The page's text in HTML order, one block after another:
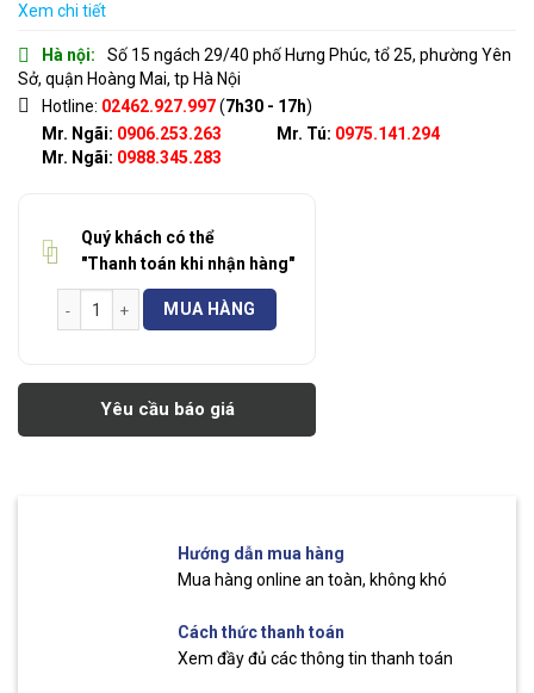
Xem chi tiết
Hà nội:
Số 15 ngách 29/40 phố Hưng Phúc, tổ 25, phường Yên
Sở, quận Hoàng Mai, tp Hà Nội
Hotline: 02462.927.997(7h30 - 17h)
Mr. Ngãi: 0906.253.263
Mr. Ngãi: 0988.345.283
Mr. Tú: 0975.141.294
Quý khách có thể
"Thanh toán khi nhận hàng"
Máy bơm CNP 50WQ10-7-0.55(I) số lượng
MUA HÀNG
Yêu cầu báo giá
Hướng dẫn mua hàng
Mua hàng online an toàn, không khó
Cách thức thanh toán
Xem đầy đủ các thông tin thanh toán